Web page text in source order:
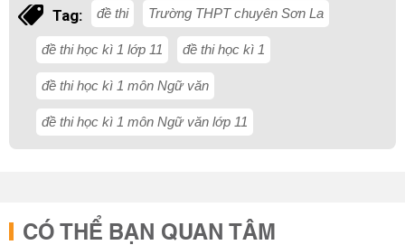
Tag: đề thi Trường THPT chuyên Sơn La
đề thi học kì 1 lớp 11 đề thi học kì 1
đề thi học kì 1 môn Ngữ văn
đề thi học kì 1 môn Ngữ văn lớp 11
CÓ THỂ BẠN QUAN TÂM